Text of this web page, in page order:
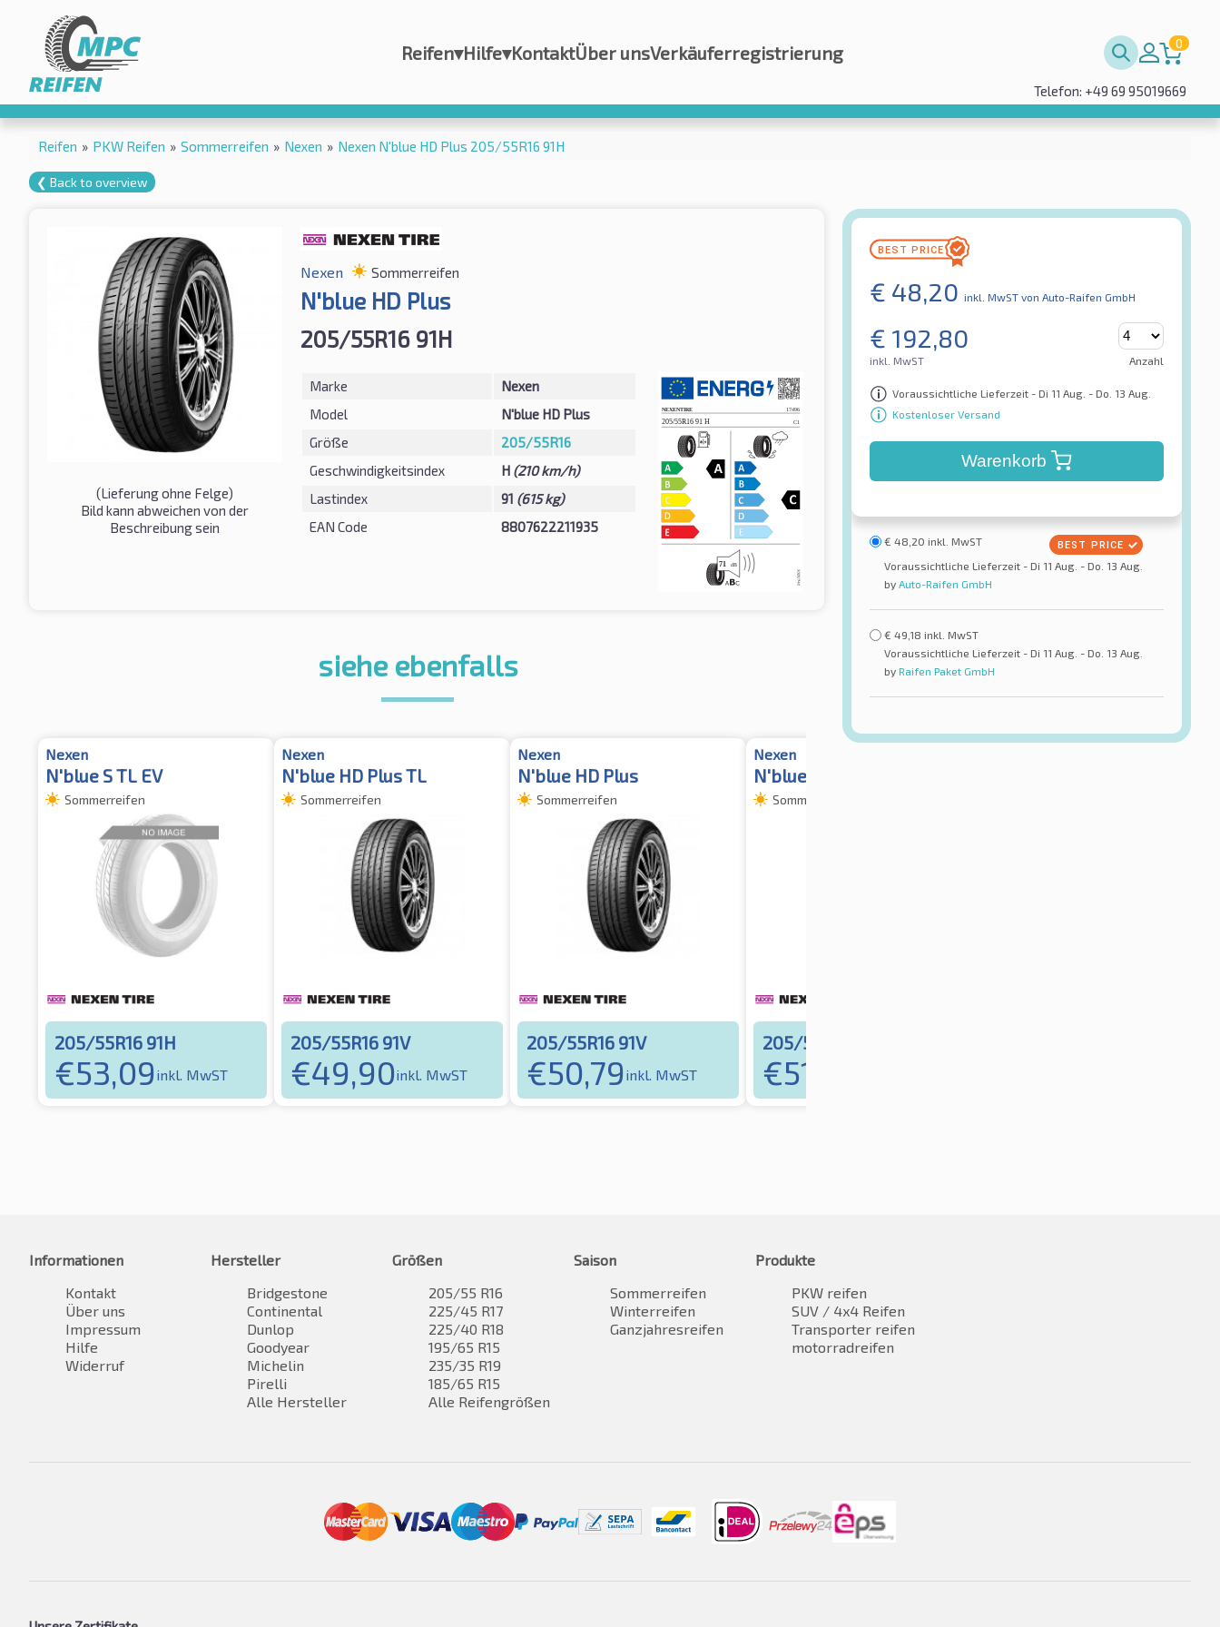
Reifen▾Hilfe▾KontaktÜber unsVerkäuferregistrierung 0
Telefon: +49 69 95019669
Reifen » PKW Reifen » Sommerreifen » Nexen » Nexen N'blue HD Plus 205/55R16 91H
❮ Back to overview
(Lieferung ohne Felge)
Bild kann abweichen von der
Beschreibung sein
Nexen Sommerreifen
N'blue HD Plus
205/55R16 91H
Marke
Nexen
Model
N'blue HD Plus
Größe
205/55R16
Geschwindigkeitsindex
H (210 km/h)
Lastindex
91 (615 kg)
EAN Code
8807622211935
€ 48,20 inkl. MwST von Auto-Raifen GmbH
€ 192,80
inkl. MwST Anzahl
Voraussichtliche Lieferzeit - Di 11 Aug. - Do. 13 Aug.
Kostenloser Versand
Warenkorb
€ 48,20 inkl. MwST
Voraussichtliche Lieferzeit - Di 11 Aug. - Do. 13 Aug.
by Auto-Raifen GmbH
€ 49,18 inkl. MwST
Voraussichtliche Lieferzeit - Di 11 Aug. - Do. 13 Aug.
by Raifen Paket GmbH
siehe ebenfalls
Nexen
N'blue S TL EV
Sommerreifen
205/55R16 91H
€53,09inkl. MwST
Nexen
N'blue HD Plus TL
Sommerreifen
205/55R16 91V
€49,90inkl. MwST
Nexen
N'blue HD Plus
Sommerreifen
205/55R16 91V
€50,79inkl. MwST
Nexen
N'blue HD
Sommerreifen
205/55R16 91V
€51,69
Informationen
Kontakt
Über uns
Impressum
Hilfe
Widerruf
Hersteller
Bridgestone
Continental
Dunlop
Goodyear
Michelin
Pirelli
Alle Hersteller
Größen
205/55 R16
225/45 R17
225/40 R18
195/65 R15
235/35 R19
185/65 R15
Alle Reifengrößen
Saison
Sommerreifen
Winterreifen
Ganzjahresreifen
Produkte
PKW reifen
SUV / 4x4 Reifen
Transporter reifen
motorradreifen